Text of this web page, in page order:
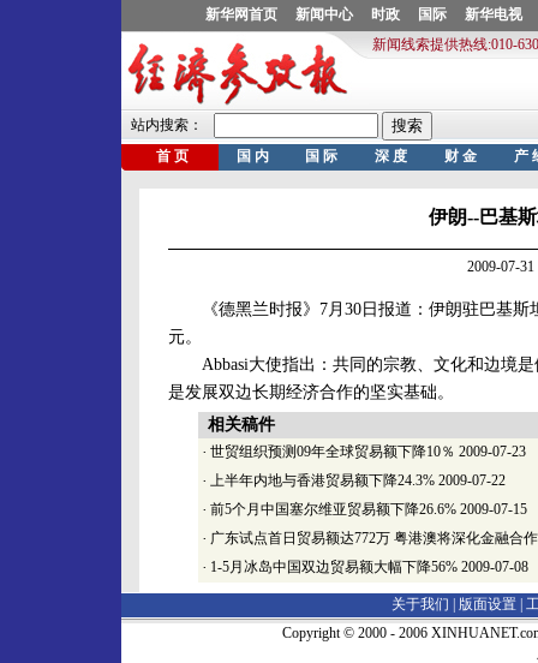
伊朗--巴基
2009-07-
《德黑兰时报》7月30日报道：伊朗驻巴基斯
元。
Abbasi大使指出：共同的宗教、文化和边境是
是发展双边长期经济合作的坚实基础。
相关稿件
· 世贸组织预测09年全球贸易额下降10％ 2009-07-23
· 上半年内地与香港贸易额下降24.3% 2009-07-22
· 前5个月中国塞尔维亚贸易额下降26.6% 2009-07-15
· 广东试点首日贸易额达772万 粤港澳将深化金融合作
· 1-5月冰岛中国双边贸易额大幅下降56% 2009-07-08
关于我们 | 版面设置
Copyright © 2000 - 2006